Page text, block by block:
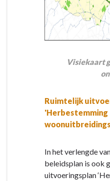
Visiekaart
Ruimtelijk
'Herbestemming
In het verlengde
beleidsplan is ook
uitvoeringsplan